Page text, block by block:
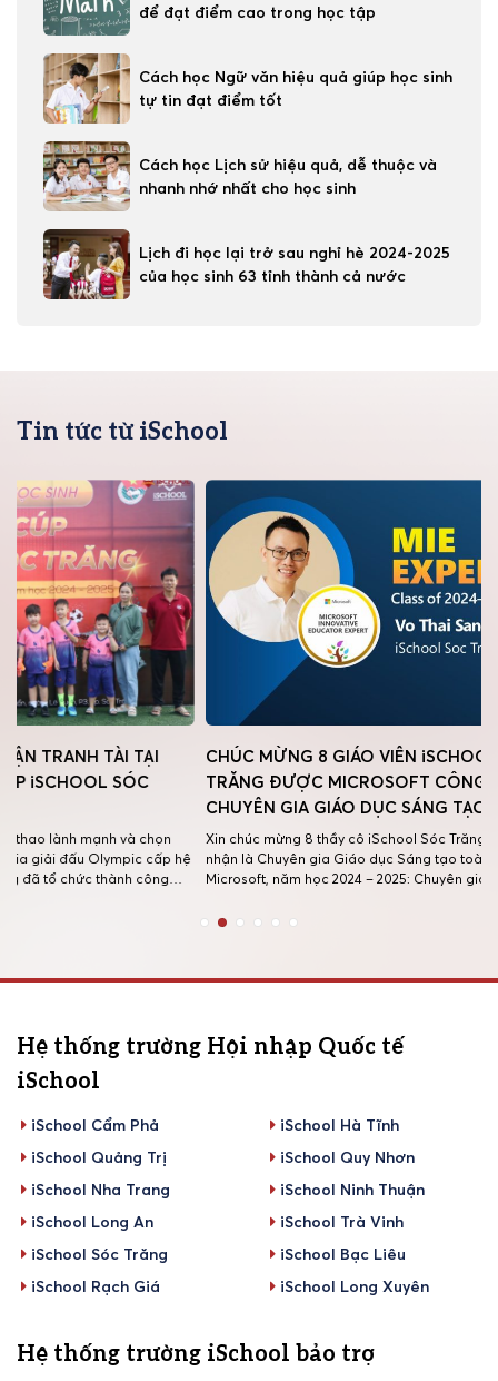
để đạt điểm cao trong học tập
Cách học Ngữ văn hiệu quả giúp học sinh
tự tin đạt điểm tốt
Cách học Lịch sử hiệu quả, dễ thuộc và
nhanh nhớ nhất cho học sinh
Lịch đi học lại trở sau nghỉ hè 2024-2025
của học sinh 63 tỉnh thành cả nước
Tin tức từ iSchool
cấp hệ
CHÚC MỪNG 8 GIÁO VIÊN iSCHOOL SÓC
TRĂNG ĐƯỢC MICROSOFT CÔNG NHẬN LÀ
CHUYÊN GIA GIÁO DỤC SÁNG TẠO (MIEE)
Xin chúc mừng 8 thầy cô iSchool Sóc Trăng được công
nhận là Chuyên gia Giáo dục Sáng tạo toàn cầu của
Microsoft, năm học 2024 – 2025: Chuyên gia Giáo dục Sáng
là chương trình được Microsoft tổ chức thường niên trên
cùng
gửi
Hệ thống trường Hội nhập Quốc tế
iSchool
iSchool Cẩm Phả
iSchool Hà Tĩnh
iSchool Quảng Trị
iSchool Quy Nhơn
iSchool Nha Trang
iSchool Ninh Thuận
iSchool Long An
iSchool Trà Vinh
iSchool Sóc Trăng
iSchool Bạc Liêu
iSchool Rạch Giá
iSchool Long Xuyên
Hệ thống trường iSchool bảo trợ